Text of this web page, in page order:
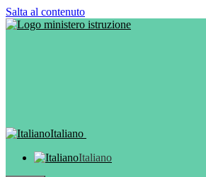
Salta al contenuto
Italiano
Italiano